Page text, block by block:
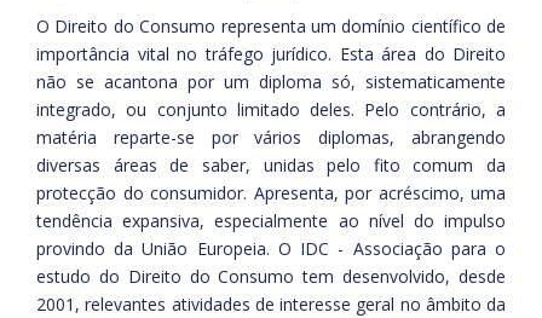
O Direito do Consumo representa um domínio científico de
importância vital no tráfego jurídico. Esta área do Direito
não se acantona por um diploma só, sistematicamente
integrado, ou conjunto limitado deles. Pelo contrário, a
matéria reparte-se por vários diplomas, abrangendo
diversas áreas de saber, unidas pelo fito comum da
protecção do consumidor. Apresenta, por acréscimo, uma
tendência expansiva, especialmente ao nível do impulso
provindo da União Europeia. O IDC - Associação para o
estudo do Direito do Consumo tem desenvolvido, desde
2001, relevantes atividades de interesse geral no âmbito da